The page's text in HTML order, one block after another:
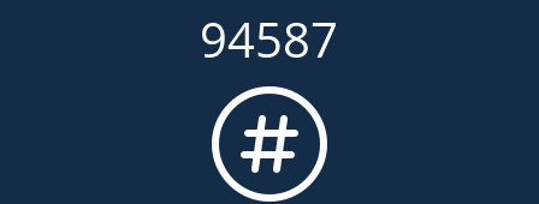
94587
